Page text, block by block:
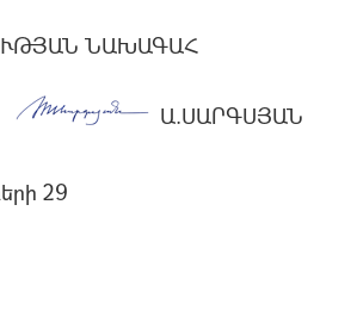
ՆԱԽԱԳԱՀ
Ա.ՍԱՐԳՍՅԱՆ
29